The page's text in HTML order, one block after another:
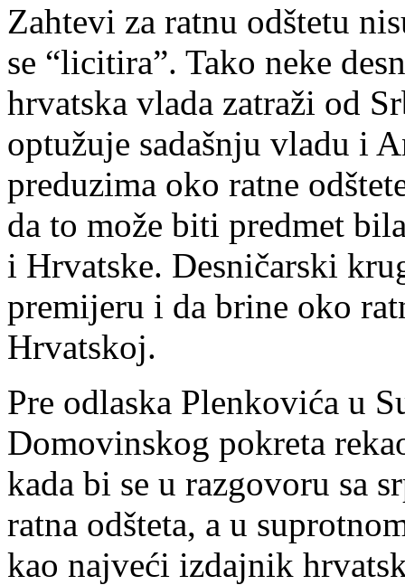
Zahtevi za ratnu odštetu
se “licitira”. Tako neke
hrvatska vlada zatraži od
optužuje sadašnju vladu i
preduzima oko ratne
da to može biti predmet
i Hrvatske. Desničarski
premijeru i da brine oko
Hrvatskoj.
Pre odlaska Plenkovića u
Domovinskog pokreta
kada bi se u razgovoru sa
ratna odšteta, a u
kao najveći izdajnik